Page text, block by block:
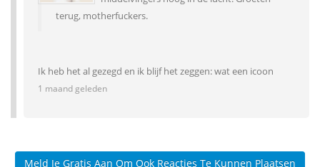
terug, motherfuckers.
Ik heb het al gezegd en ik blijf het zeggen: wat een icoon
1 maand geleden
Meld Je Gratis Aan Om Ook Reacties Te Kunnen Plaatsen